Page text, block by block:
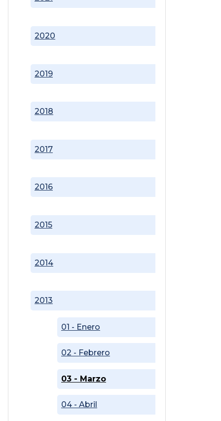
2013
01 - Enero
02 - Febrero
03 - Marzo
04 - Abril
2014
2015
2016
2017
2018
2019
2020